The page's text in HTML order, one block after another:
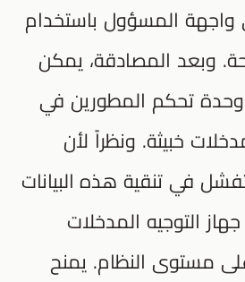
واجهة المسؤول باستخدام
وبعد المصادقة، يمكن
تحكم المطورين في
خبيثة. ونظراً لأن
في تنقية هذه البيانات
التوجيه المدخلات
مستوى النظام. يمنح